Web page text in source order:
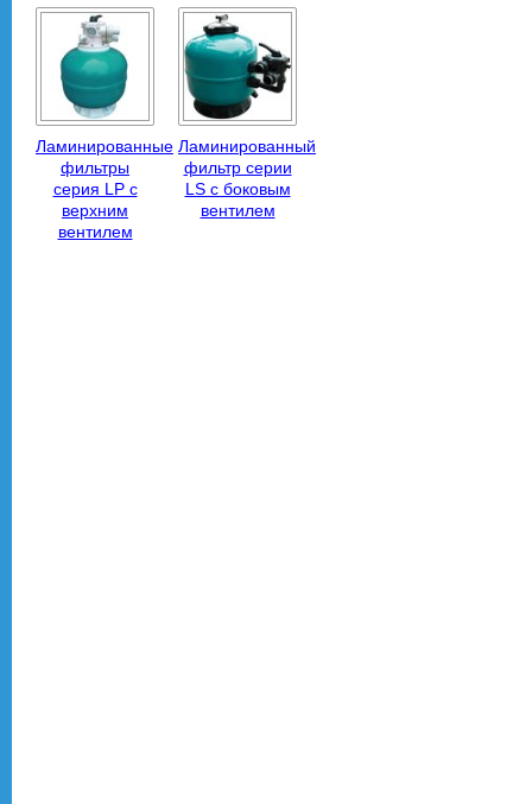
Ламинированные
фильтры
серия LP с
верхним
вентилем
Ламинированный
фильтр серии
LS с боковым
вентилем